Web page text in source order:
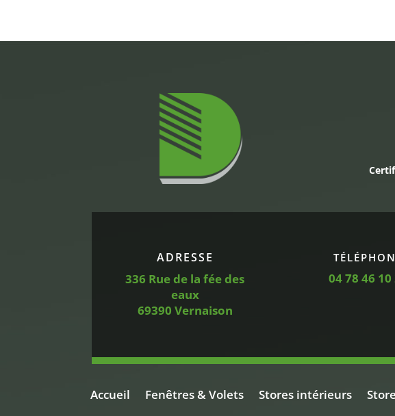
ADRESSE
336 Rue de la fée des
eaux
69390 Vernaison
04 78 46 10
Accueil Fenêtres & Volets Stores intérieurs